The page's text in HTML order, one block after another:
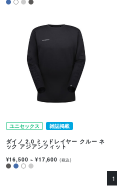
ユニセックス 雑誌掲載
ダイノ 2.0 ミッドレイヤー クルー ネ
ック アジアンフィット
¥16,500~ ¥17,600 (税込)
1